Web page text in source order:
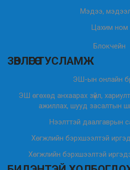
Мэдээ,
Цахим ном
Блокчейн
ЗӨВЛӨГӨӨ ТУСЛАМЖ
ЭШ-ын онлайн
ЭШ өгөхөд анхаарах зүйл,
ажиллах, шууд засалтын
Нээлттэй даалгаврын
Хөгжлийн бэрхшээлтэй
Хөгжлийн бэрхшээлтэй